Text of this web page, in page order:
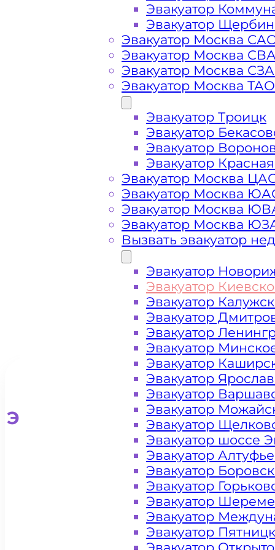
Стоимость
услуг
эвакуатора на
Киевском
шоссе
Эвакуатор для легковых
Эвакуатор
Эвакуатор
Эвакуатор Москва
Эвакуатор Москва
Эвакуатор Москва
Эвакуатор Москва ТАО
Эвакуатор Троицк
Эвакуатор
Эвакуатор
Эвакуатор
Эвакуатор Москва
Эвакуатор Москва
Эвакуатор Москва
Эвакуатор Москва
Вызвать эвакуатор
Эвакуатор
Эвакуатор
Эвакуатор
Эвакуатор
Эвакуатор
Эвакуатор
Эвакуатор
Эвакуатор
Эвакуатор
Эвакуатор
Эвакуатор
Эвакуатор шоссе
Эвакуатор
Эвакуатор
Эвакуатор
Эвакуатор
Эвакуатор
Эвакуатор